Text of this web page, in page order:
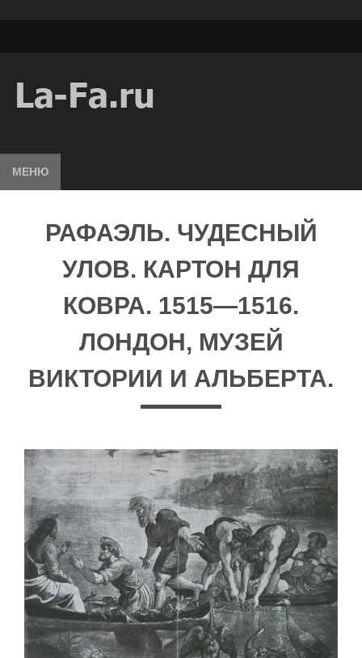
МЕНЮ
РАФАЭЛЬ. ЧУДЕСНЫЙ
УЛОВ. КАРТОН ДЛЯ
КОВРА. 1515—1516.
ЛОНДОН, МУЗЕЙ
ВИКТОРИИ И АЛЬБЕРТА.